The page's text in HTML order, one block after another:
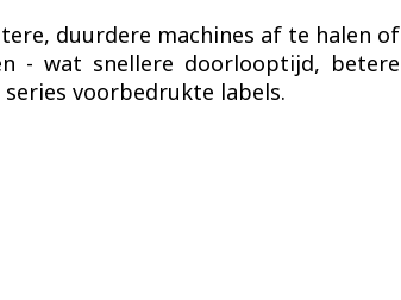
duurdere machines af te halen of
- wat snellere doorlooptijd, betere
voorbedrukte labels.